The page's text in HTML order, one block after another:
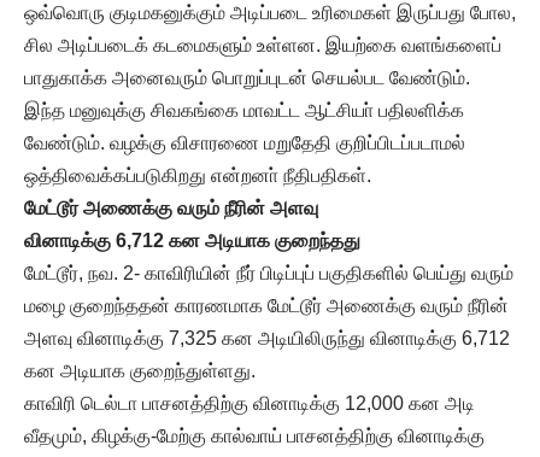
ஒவ்வொரு குடிமகனுக்கும் அடிப்படை உரிமைகள் இருப்பது போல,
சில அடிப்படைக் கடமைகளும் உள்ளன. இயற்கை வளங்களைப்
பாதுகாக்க அனைவரும் பொறுப்புடன் செயல்பட வேண்டும்.
இந்த மனுவுக்கு சிவகங்கை மாவட்ட ஆட்சியா் பதிலளிக்க
வேண்டும். வழக்கு விசாரணை மறுதேதி குறிப்பிடப்படாமல்
ஒத்திவைக்கப்படுகிறது என்றனா் நீதிபதிகள்.
மேட்டூர் அணைக்கு வரும் நீரின் அளவு
வினாடிக்கு 6,712 கன அடியாக குறைந்தது
மேட்டூர், நவ. 2- காவிரியின் நீர் பிடிப்புப் பகுதிகளில் பெய்து வரும்
மழை குறைந்ததன் காரணமாக மேட்டூர் அணைக்கு வரும் நீரின்
அளவு வினாடிக்கு 7,325 கன அடியிலிருந்து வினாடிக்கு 6,712
கன அடியாக குறைந்துள்ளது.
காவிரி டெல்டா பாசனத்திற்கு வினாடிக்கு 12,000 கன அடி
வீதமும், கிழக்கு-மேற்கு கால்வாய் பாசனத்திற்கு வினாடிக்கு